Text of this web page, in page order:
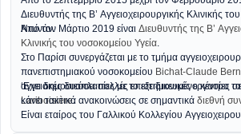
Διευθυντής της Β’ Αγγειοχειρουργικής Κλινικής
Ντυνάν.
Από τον Μάρτιο 2019 είναι Διευθυντής της Β’
Κλινικής του νοσοκομείου Υγεία.
Στο Παρίσι συνεργάζεται με το τμήμα
πανεπιστημιακού νοσοκομείου Bichat-Claude
αγγειακές δυσπλασίες με το εξειδικευμένο κέντρο
Lariboisière.
‘Εχει δημοσιεύσει πολλές επιστημονικές εργασίες
κάνει τακτικά ανακοινώσεις σε σημαντικά διεθνή
Είναι εταίρος του Γαλλικού Κολλεγίου